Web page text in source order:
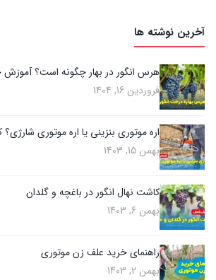
آخرین نوشته ها
هرس انگور در بهار چگونه است؟
فروردین 16, 1404
اره موتوری بنزینی یا اره موتوری
بهمن 15, 1403
کاشت نهال انگور در باغچه و گلدان
بهمن 6, 1403
راهنمای خرید علف زن موتوری
بهمن 2, 1403